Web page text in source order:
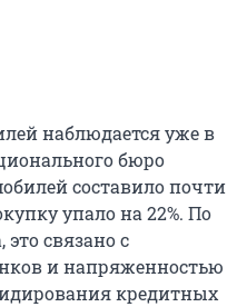
наблюдается уже в
бюро
составило почти
упало на 22%. По
связано с
и напряженностью
кредитных